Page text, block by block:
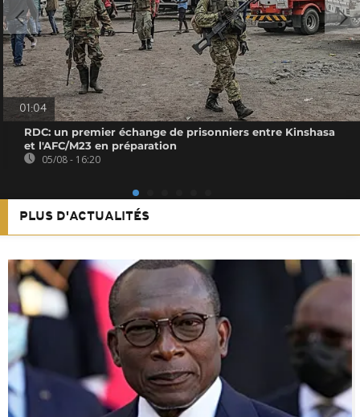
01:04
RDC: un premier échange de prisonniers entre Kinshasa
et l'AFC/M23 en préparation
05/08 - 16:20
PLUS D'ACTUALITÉS